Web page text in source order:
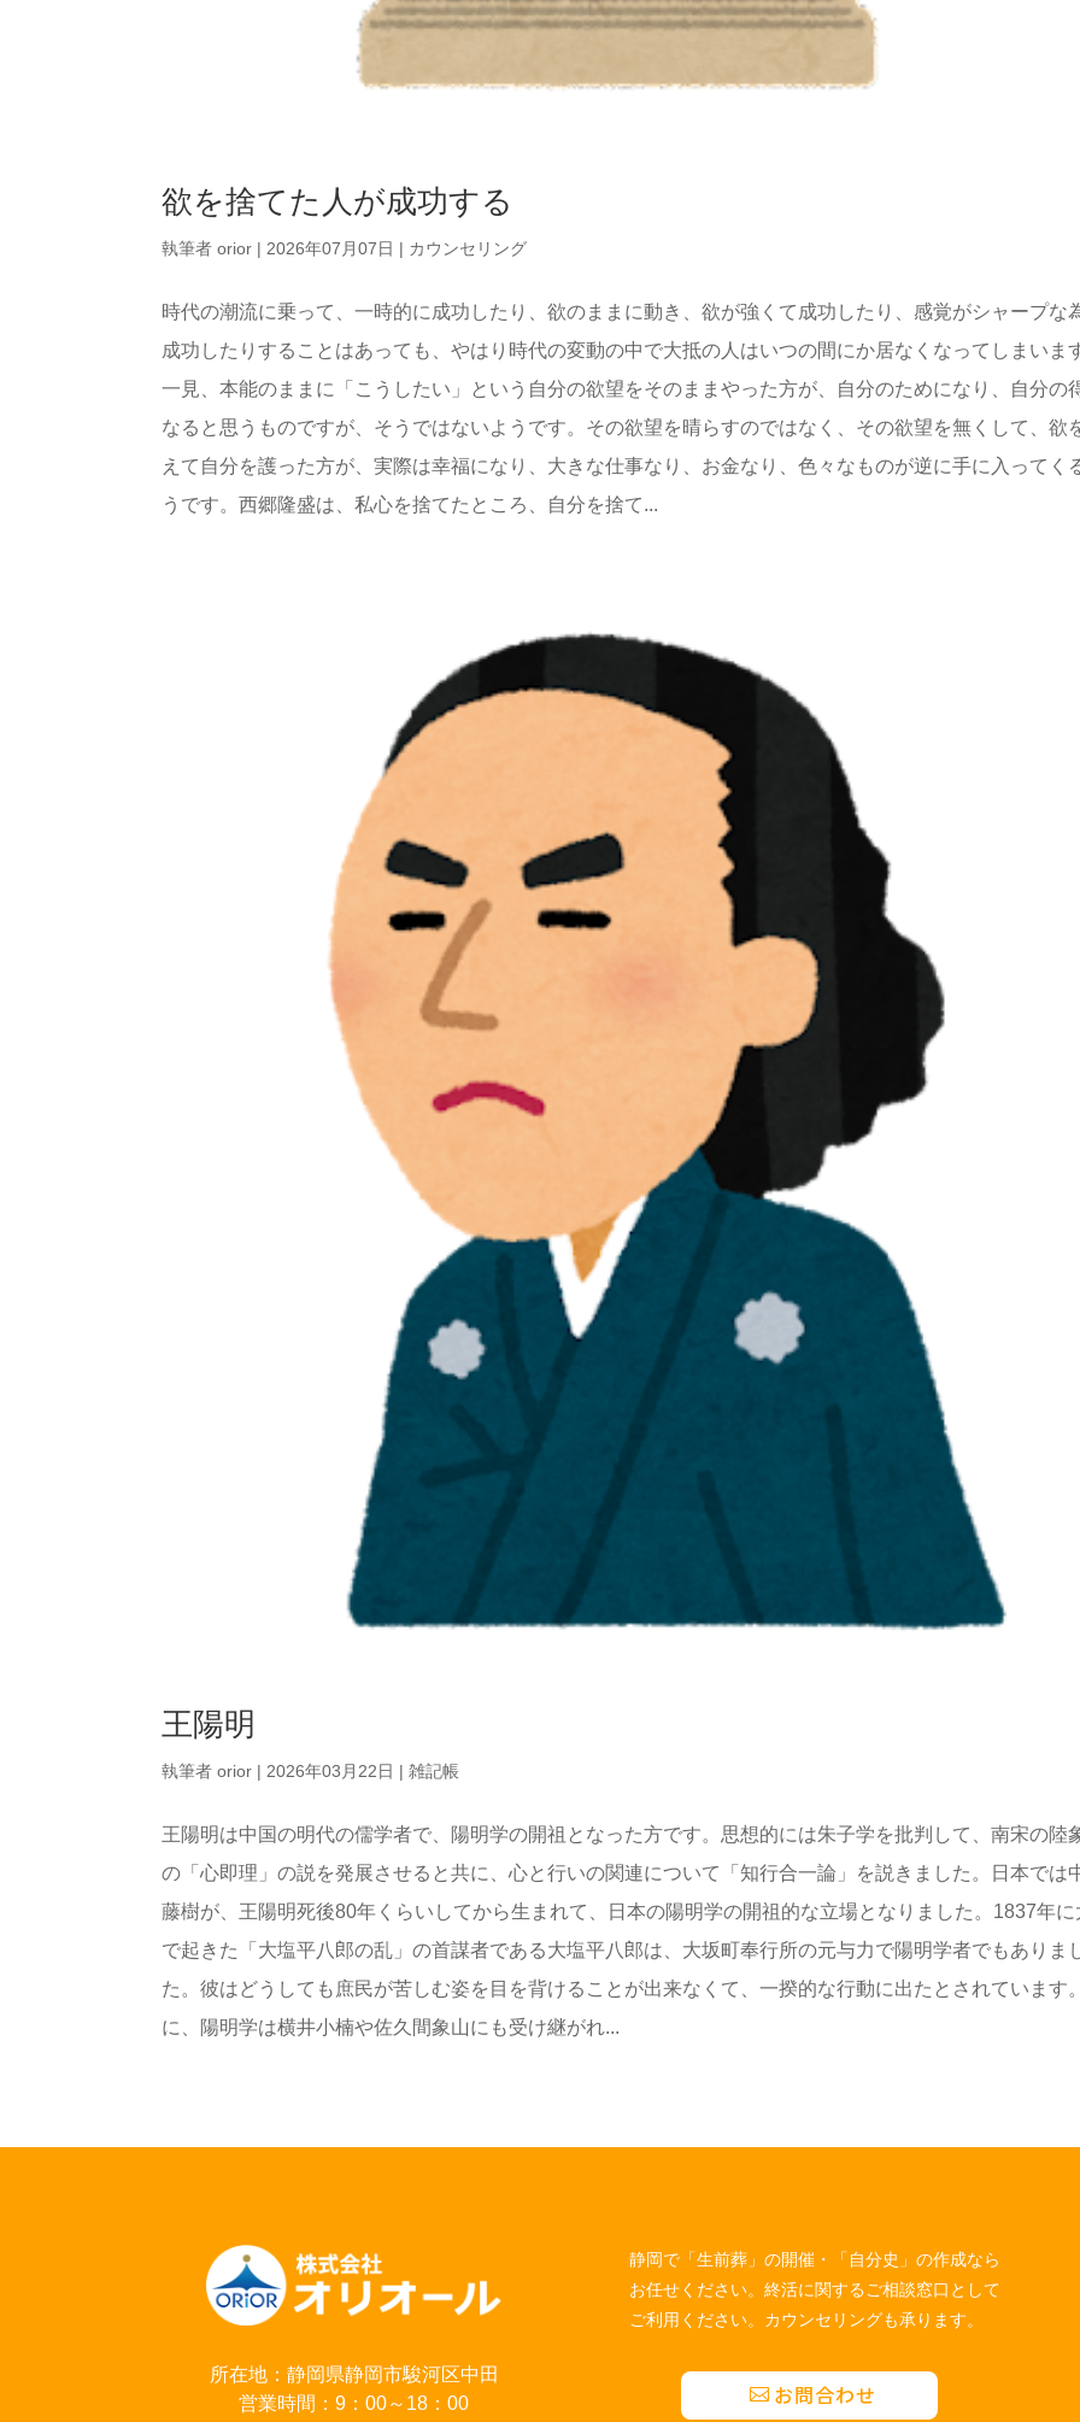
欲を捨てた人が成功する
執筆者orior |2026年07月07日 | カウンセリング
時代の潮流に乗って、一時的に成功したり、欲のままに動き、欲が強くて成功したり、感覚がシャープな
成功したりすることはあっても、やはり時代の変動の中で大抵の人はいつの間にか居なくなってしまいま
一見、本能のままに「こうしたい」という自分の欲望をそのままやった方が、自分のためになり、自分の
なると思うものですが、そうではないようです。その欲望を晴らすのではなく、その欲望を無くして、欲
えて自分を護った方が、実際は幸福になり、大きな仕事なり、お金なり、色々なものが逆に手に入ってく
うです。西郷隆盛は、私心を捨てたところ、自分を捨て...
王陽明
執筆者orior |2026年03月22日 |雑記帳
王陽明は中国の明代の儒学者で、陽明学の開祖となった方です。思想的には朱子学を批判して、南宋の陸
の「心即理」の説を発展させると共に、心と行いの関連について「知行合一論」を説きました。日本では
藤樹が、王陽明死後80年くらいしてから生まれて、日本の陽明学の開祖的な立場となりました。1837年に
で起きた「大塩平八郎の乱」の首謀者である大塩平八郎は、大坂町奉行所の元与力で陽明学者でもありま
た。彼はどうしても庶民が苦しむ姿を目を背けることが出来なくて、一揆的な行動に出たとされています
に、陽明学は横井小楠や佐久間象山にも受け継がれ...
所在地：静岡県静岡市駿河区中田
営業時間：9：00～18：00
静岡で「生前葬」の開催・「自分史」の作成なら
お任せください。終活に関するご相談窓口として
ご利用ください。カウンセリングも承ります。
お問合わせ